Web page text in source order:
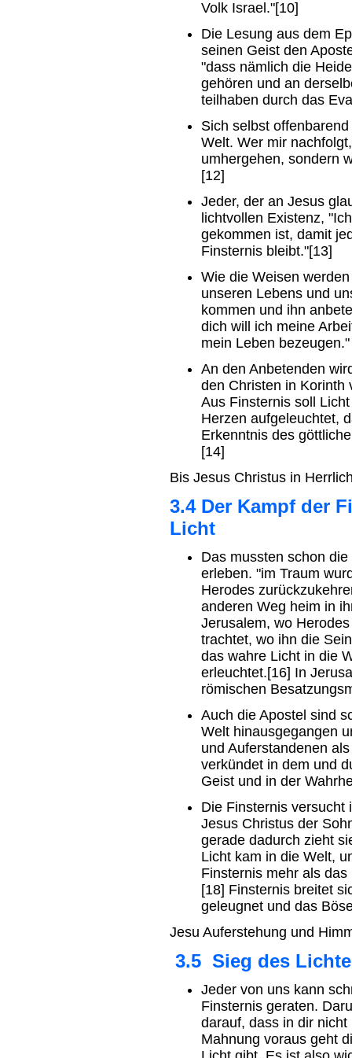
Volk Israel."[10]
Die Lesung aus dem
seinen Geist den
"dass nämlich die
gehören und an
teilhaben durch das
Sich selbst
Welt. Wer mir
umhergehen, sondern
[12]
Jeder, der an Jesus
lichtvollen Existenz,
gekommen ist, damit
Finsternis bleibt."[13]
Wie die Weisen
unseren Lebens und
kommen und ihn
dich will ich meine
mein Leben bezeugen."
An den Anbetenden
den Christen in Korinth
Aus Finsternis soll
Herzen aufgeleuchtet,
Erkenntnis des
[14]
Bis Jesus Christus in
3.4 Der Kampf der
Licht
Das mussten schon
erleben. "im Traum
Herodes
anderen Weg heim in
Jerusalem, wo
trachtet, wo ihn die
das wahre Licht in die
erleuchtet.[16] In
römischen
Auch die Apostel sind
Welt hinausgegangen
und Auferstandenen
verkündet in dem und
Geist und in der
Die Finsternis versucht
Jesus Christus der
gerade dadurch zieht
Licht kam in die Welt,
Finsternis mehr als
[18] Finsternis breitet
geleugnet und das
Jesu Auferstehung und
3.5 Sieg des
Jeder von uns kann
Finsternis geraten.
darauf, dass in dir
Mahnung voraus geht